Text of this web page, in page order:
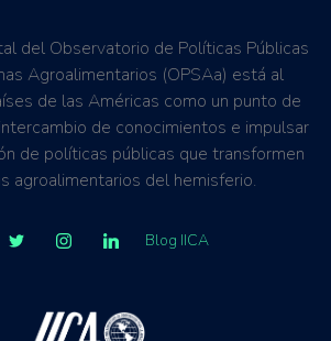
del Observatorio de Políticas Públicas
Agroalimentarios (OPSAa) está al
de las Américas como un punto de
de conocimientos e impulsar
de políticas públicas que transformen
agroalimentarios del hemisferio.
Blog IICA